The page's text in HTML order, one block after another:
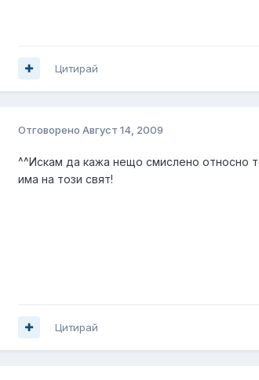
Цитирай
Отговорено Август 14, 2009
^^Искам да кажа нещо смислено относно
има на този свят!
Цитирай